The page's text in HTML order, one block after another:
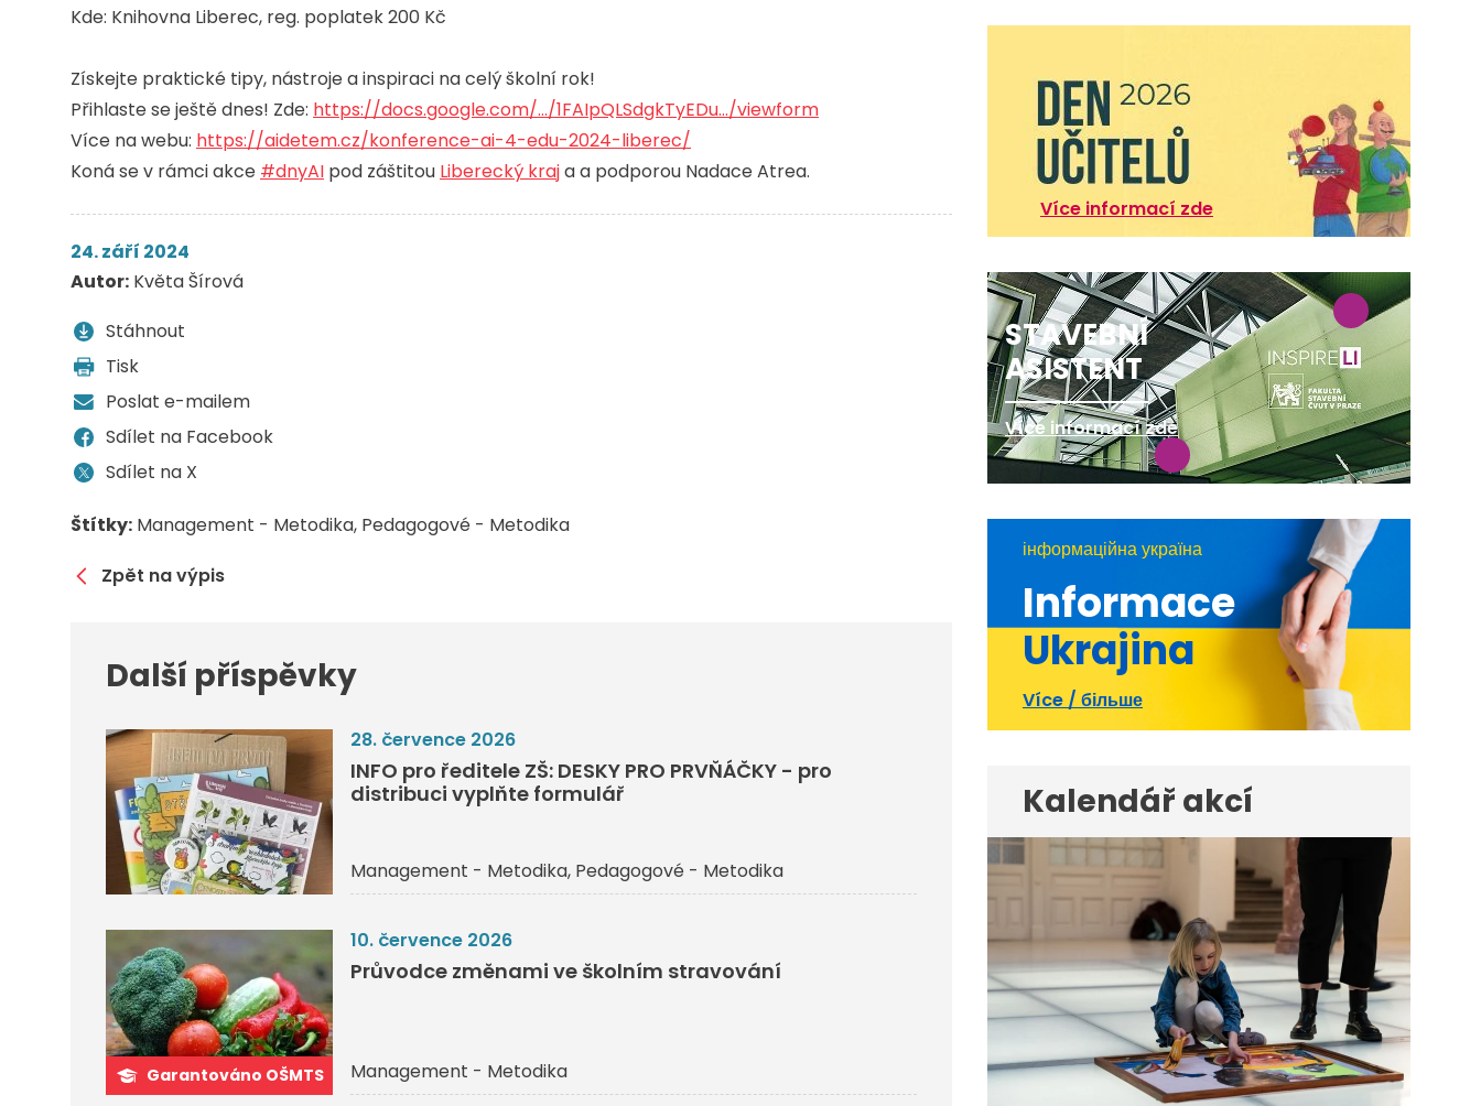
Kde: Knihovna Liberec, reg. poplatek 200 Kč
Získejte praktické tipy, nástroje a inspiraci na celý školní rok!
Přihlaste se ještě dnes! Zde: https://docs.google.com/.../1FAIpQLSdgkTyEDu.../viewform
Více na webu: https://aidetem.cz/konference-ai-4-edu-2024-liberec/
Koná se v rámci akce #dnyAI pod záštitou Liberecký kraja a podporou Nadace Atrea.
24. září 2024
Autor: Květa Šírová
Stáhnout
Tisk
Poslat e-mailem
Sdílet na Facebook
Sdílet na X
Štítky: Management - Metodika Pedagogové - Metodika
Zpět na výpis
Další příspěvky
28. července 2026
INFO pro ředitele ZŠ: DESKY PRO PRVŇÁČKY - pro
distribuci vyplňte formulář
Management - Metodika Pedagogové - Metodika
Garantováno OŠMTS
10. července 2026
Průvodce změnami ve školním stravování
Management - Metodika
Více informací zde
STAVEBNÍ
ASISTENT
Více informací zde
інформаційна україна
Informace
Ukrajina
Více / більше
Kalendář akcí